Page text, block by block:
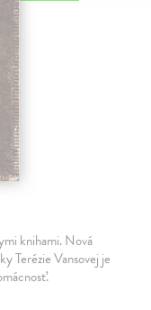
knihami. Nová
Terézie Vansovej je